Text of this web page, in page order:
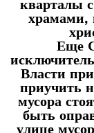
храмами,
Еще
Власти
приучить
мусора
быть
улице